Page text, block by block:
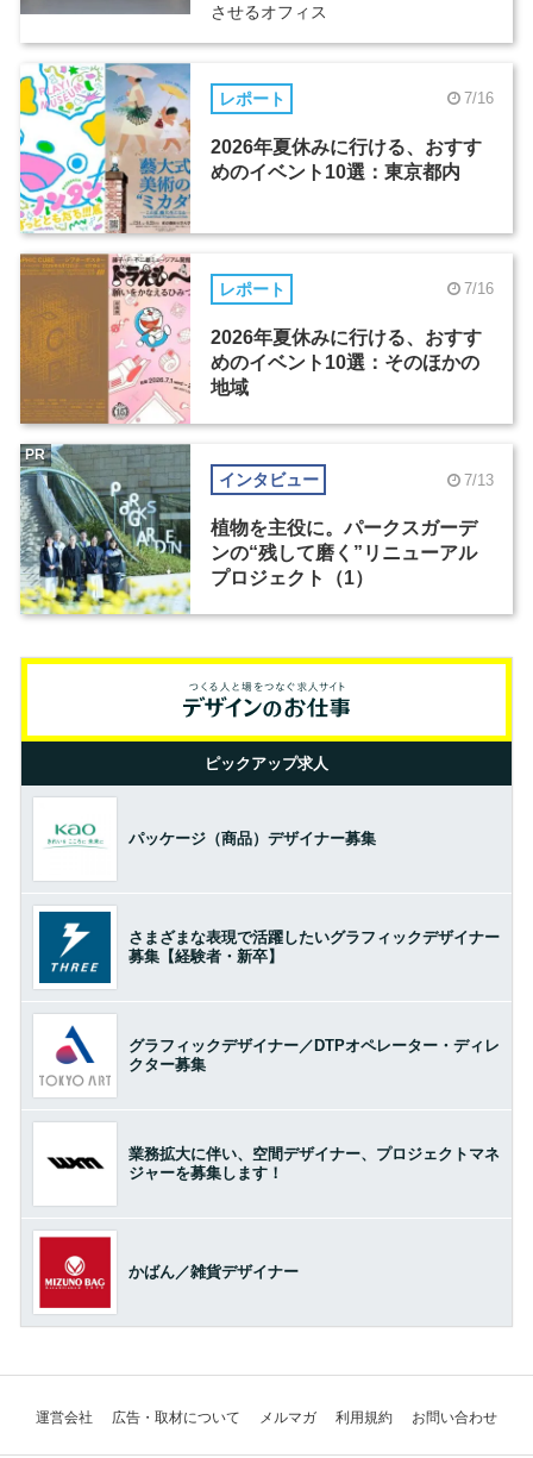
させるオフィス
レポート 7/16
2026年夏休みに行ける、おすす
めのイベント10選：東京都内
レポート 7/16
2026年夏休みに行ける、おすす
めのイベント10選：そのほかの
地域
インタビュー 7/13
植物を主役に。パークスガーデ
ンの“残して磨く”リニューアル
プロジェクト（1）
PR
ピックアップ求人
パッケージ（商品）デザイナー募集
さまざまな表現で活躍したいグラフィックデザイナー
募集【経験者・新卒】
グラフィックデザイナー／DTPオペレーター・ディレ
クター募集
業務拡大に伴い、空間デザイナー、プロジェクトマネ
ジャーを募集します！
かばん／雑貨デザイナー
運営会社 広告・取材について メルマガ 利用規約 お問い合わせ